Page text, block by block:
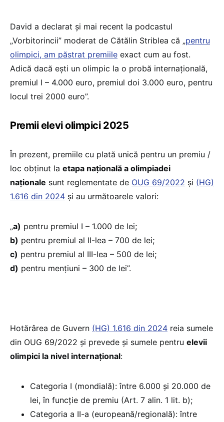
David a declarat și mai recent la podcastul
„Vorbitorincii” moderat de Cătălin Striblea că „pentru
olimpici, am păstrat premiile exact cum au fost.
Adică dacă ești un olimpic la o probă internațională,
premiul I – 4.000 euro, premiul doi 3.000 euro, pentru
locul trei 2000 euro”.
Premii elevi olimpici 2025
În prezent, premiile cu plată unică pentru un premiu /
loc obținut la etapa națională a olimpiadei
naționale sunt reglementate de OUG 69/2022 și (HG)
1.616 din 2024 și au următoarele valori:
„a) pentru premiul I – 1.000 de lei;
b) pentru premiul al II-lea – 700 de lei;
c) pentru premiul al III-lea – 500 de lei;
d) pentru mențiuni – 300 de lei”.
Hotărârea de Guvern (HG) 1.616 din 2024 reia sumele
din OUG 69/2022 și prevede și sumele pentru elevii
olimpici la nivel internațional:
Categoria I (mondială): între 6.000 și 20.000 de
lei, în funcție de premiu (Art. 7 alin. 1 lit. b);
Categoria a II-a (europeană/regională): între